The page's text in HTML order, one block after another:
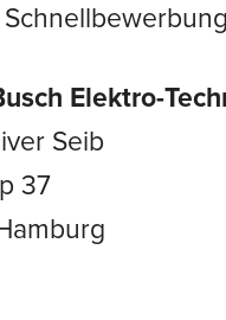
Elektro-
Seib
37